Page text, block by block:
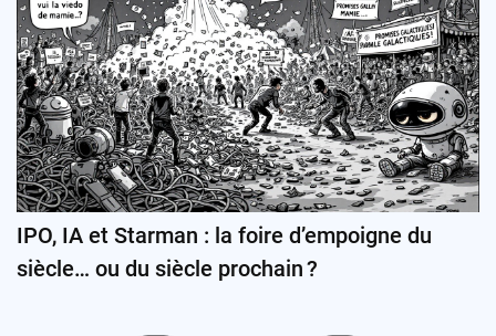
IPO, IA et Starman : la foire d’empoigne du
siècle… ou du siècle prochain ?